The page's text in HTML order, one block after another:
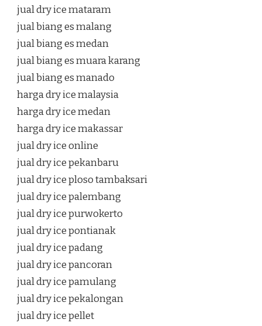
jual dry ice mataram
jual biang es malang
jual biang es medan
jual biang es muara karang
jual biang es manado
harga dry ice malaysia
harga dry ice medan
harga dry ice makassar
jual dry ice online
jual dry ice pekanbaru
jual dry ice ploso tambaksari
jual dry ice palembang
jual dry ice purwokerto
jual dry ice pontianak
jual dry ice padang
jual dry ice pancoran
jual dry ice pamulang
jual dry ice pekalongan
jual dry ice pellet